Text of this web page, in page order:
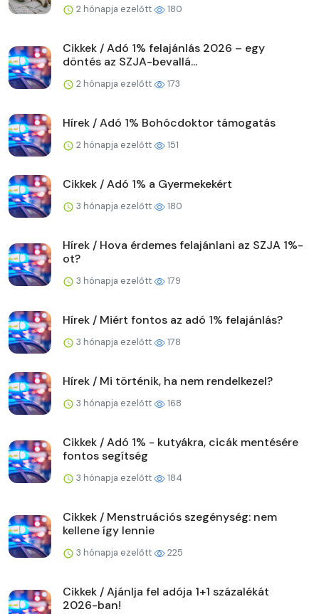
2 hónapja ezelőtt 180
Cikkek / Adó 1% felajánlás 2026 – egy
döntés az SZJA-bevallá...
2 hónapja ezelőtt 173
Hírek / Adó 1% Bohócdoktor támogatás
2 hónapja ezelőtt 151
Cikkek / Adó 1% a Gyermekekért
3 hónapja ezelőtt 180
Hírek / Hova érdemes felajánlani az SZJA 1%-
ot?
3 hónapja ezelőtt 179
Hírek / Miért fontos az adó 1% felajánlás?
3 hónapja ezelőtt 178
Hírek / Mi történik, ha nem rendelkezel?
3 hónapja ezelőtt 168
Cikkek / Adó 1% - kutyákra, cicák mentésére
fontos segítség
3 hónapja ezelőtt 184
Cikkek / Menstruációs szegénység: nem
kellene így lennie
3 hónapja ezelőtt 225
Cikkek / Ajánlja fel adója 1+1 százalékát
2026-ban!